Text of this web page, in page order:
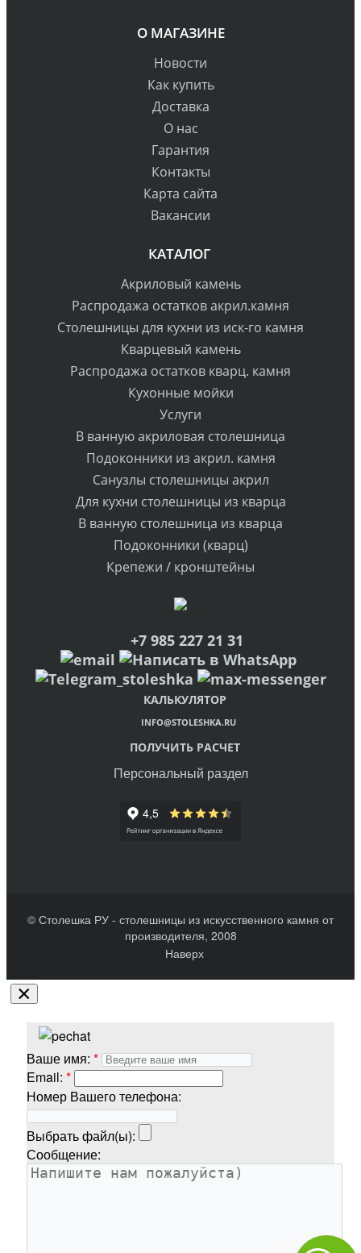
О МАГАЗИНЕ
Новости
Как купить
Доставка
О нас
Гарантия
Контакты
Карта сайта
Вакансии
КАТАЛОГ
Акриловый камень
Распродажа остатков акрил.камня
Столешницы для кухни из иск-го камня
Кварцевый камень
Распродажа остатков кварц. камня
Кухонные мойки
Услуги
В ванную акриловая столешница
Подоконники из акрил. камня
Санузлы столешницы акрил
Для кухни столешницы из кварца
В ванную столешница из кварца
Подоконники (кварц)
Крепежи / кронштейны
+7 985 227 21 31
КАЛЬКУЛЯТОР
INFO@STOLESHKA.RU
ПОЛУЧИТЬ РАСЧЕТ
Персональный раздел
© Столешка РУ - столешницы из искусственного камня от
производителя, 2008
Наверх
×
Ваше имя:
Email:
Номер Вашего телефона:
Выбрать файл(ы):
Сообщение: